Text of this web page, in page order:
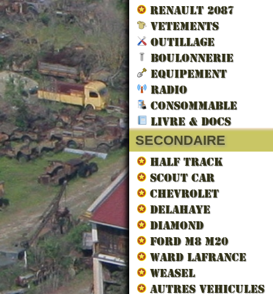
RENAULT 2087
VETEMENTS
OUTILLAGE
BOULONNERIE
EQUIPEMENT
RADIO
CONSOMMABLE
LIVRE & DOCS
SECONDAIRE
HALF TRACK
SCOUT CAR
CHEVROLET
DELAHAYE
DIAMOND
FORD M8 M20
WARD LAFRANCE
WEASEL
AUTRES VEHICULES
LES